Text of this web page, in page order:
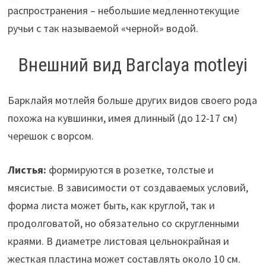
распространения – небольшие медленнотекущие
ручьи с так называемой «черной» водой.
Внешний вид Barclaya motleyi
Барклайя мотлейя больше других видов своего рода
похожа на кувшинки, имея длинный (до 12-17 см)
черешок с ворсом.
Листья: формируются в розетке, толстые и
мясистые. В зависимости от создаваемых условий,
форма листа может быть, как круглой, так и
продолговатой, но обязательно со скругленными
краями. В диаметре листовая цельнокрайная и
жесткая пластина может составлять около 10 см.